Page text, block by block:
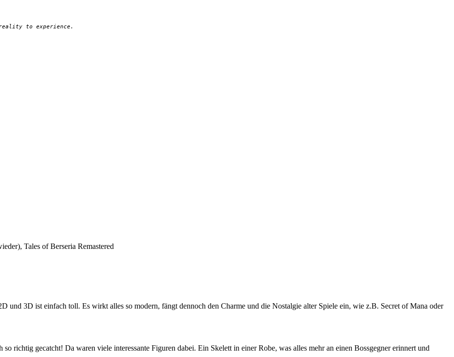
to experience.
Tales of Berseria Remastered
und 3D ist einfach toll. Es wirkt alles so modern, fängt dennoch den Charme und die Nostalgie alter Spiele ein, wie z.B. Secret of Mana oder
richtig gecatcht! Da waren viele interessante Figuren dabei. Ein Skelett in einer Robe, was alles mehr an einen Bossgegner erinnert und